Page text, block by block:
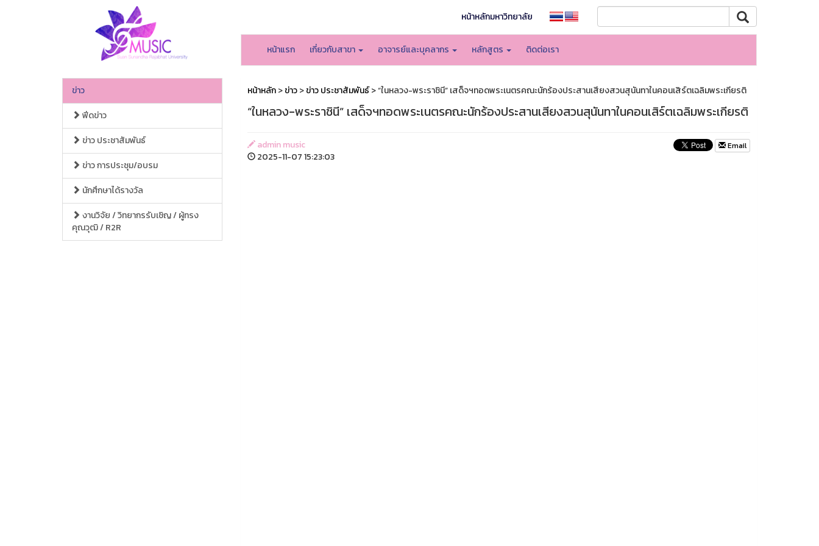
หน้าหลักมหาวิทยาลัย
หน้าแรก เกี่ยวกับสาขา อาจารย์และบุคลากร หลักสูตร ติดต่อเรา
ข่าว
ฟีดข่าว
ข่าว ประชาสัมพันธ์
ข่าว การประชุม/อบรม
นักศึกษาได้รางวัล
งานวิจัย / วิทยากรรับเชิญ / ผู้ทรง
คุณวุฒิ / R2R
หน้าหลัก>ข่าว>ข่าว ประชาสัมพันธ์> “ในหลวง-พระราชินี” เสด็จฯทอดพระเนตรคณะนักร้องประสานเสียงสวนสุนันทาในคอนเสิร์ตเฉลิมพระเกียรติ
“ในหลวง-พระราชินี” เสด็จฯทอดพระเนตรคณะนักร้องประสานเสียงสวนสุนันทาในคอนเสิร์ตเฉลิมพระเกียรติ
admin music
2025-11-07 15:23:03
Email